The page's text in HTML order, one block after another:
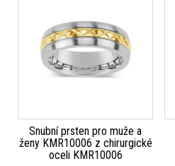
Snubní prsten pro muže a
ženy KMR10006 z chirurgické
oceli KMR10006